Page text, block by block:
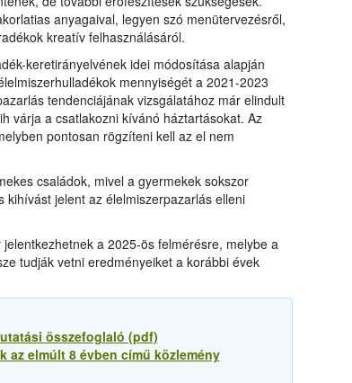
anyagaival, legyen szó menütervezésről,
kreatív felhasználásáról.
keretirányelvének idei módosítása alapján
mennyiségét a 2021-2023
tendenciájának vizsgálatához már elindult
várja a csatlakozni kívánó háztartásokat. Az
pontosan rögzíteni kell az el nem
családok, mivel a gyermekek sokszor
jelent az élelmiszerpazarlás elleni
jelentkezhetnek a 2025-ös felmérésre, melybe a
tudják vetni eredményeiket a korábbi évek
összefoglaló (pdf)
az elmúlt 8 évben című közlemény